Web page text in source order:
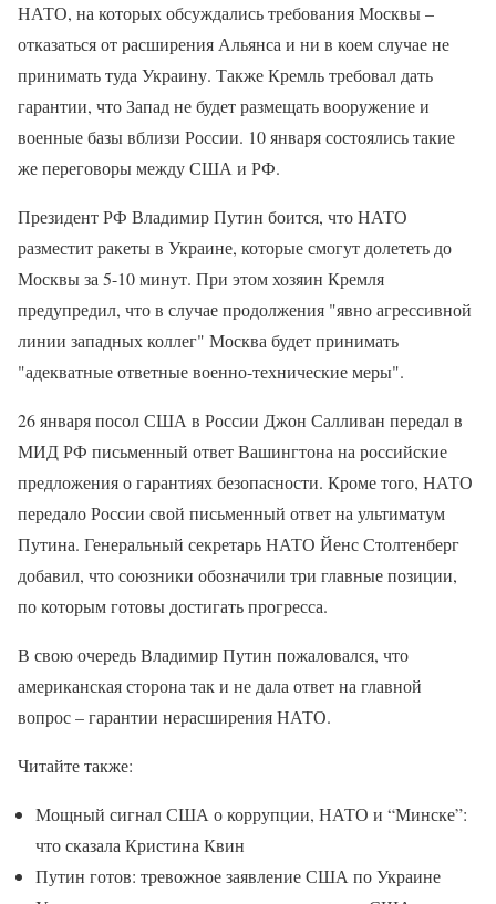
НАТО, на которых обсуждались требования Москвы –
отказаться от расширения Альянса и ни в коем случае не
принимать туда Украину. Также Кремль требовал дать
гарантии, что Запад не будет размещать вооружение и
военные базы вблизи России. 10 января состоялись такие
же переговоры между США и РФ.
Президент РФ Владимир Путин боится, что НАТО
разместит ракеты в Украине, которые смогут долететь до
Москвы за 5-10 минут. При этом хозяин Кремля
предупредил, что в случае продолжения "явно агрессивной
линии западных коллег" Москва будет принимать
"адекватные ответные военно-технические меры".
26 января посол США в России Джон Салливан передал в
МИД РФ письменный ответ Вашингтона на российские
предложения о гарантиях безопасности. Кроме того, НАТО
передало России свой письменный ответ на ультиматум
Путина. Генеральный секретарь НАТО Йенс Столтенберг
добавил, что союзники обозначили три главные позиции,
по которым готовы достигать прогресса.
В свою очередь Владимир Путин пожаловался, что
американская сторона так и не дала ответ на главной
вопрос – гарантии нерасширения НАТО.
Читайте также:
Мощный сигнал США о коррупции, НАТО и “Минске”:
что сказала Кристина Квин
Путин готов: тревожное заявление США по Украине